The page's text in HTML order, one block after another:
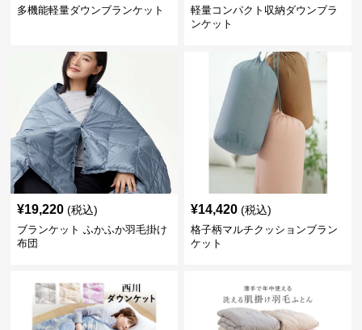
多機能軽量ダウンブランケット
軽量コンパクト収納ダウンブラ
ンケット
¥19,220 (税込)
ブランケット ふかふか羽毛掛け
布団
¥14,420 (税込)
格子柄マルチクッションブラン
ケット